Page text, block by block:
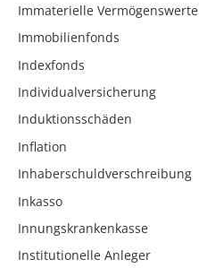
Immaterielle Vermögenswerte
Immobilienfonds
Indexfonds
Individualversicherung
Induktionsschäden
Inflation
Inhaberschuldverschreibung
Inkasso
Innungskrankenkasse
Institutionelle Anleger